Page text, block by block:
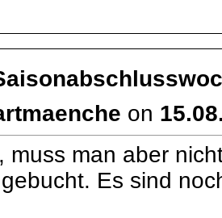
on
muss man aber
Es sind